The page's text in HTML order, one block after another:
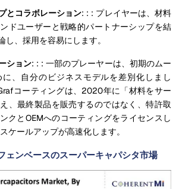
とコラボレーション: : : プレイヤーは、材料
ドユーザーと戦略的パートナーシップを結
、採用を容易にします。
ション: : : 一部のプレーヤーは、初期のムー
、自分のビジネスモデルを差別化しまし
コーティングは、2020年に「材料をサー
、最終製品を販売するのではなく、特許取
クとOEMへのコーティングをライセンスし
ケールアップが高速化します。
ェンベースのスーパーキャパシタ市場